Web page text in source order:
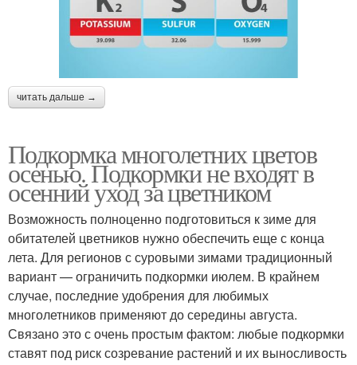
читать дальше →
Подкормка многолетних цветов
осенью. Подкормки не входят в
осенний уход за цветником
Возможность полноценно подготовиться к зиме для
обитателей цветников нужно обеспечить еще с конца
лета. Для регионов с суровыми зимами традиционный
вариант — ограничить подкормки июлем. В крайнем
случае, последние удобрения для любимых
многолетников применяют до середины августа.
Связано это с очень простым фактом: любые подкормки
ставят под риск созревание растений и их выносливость